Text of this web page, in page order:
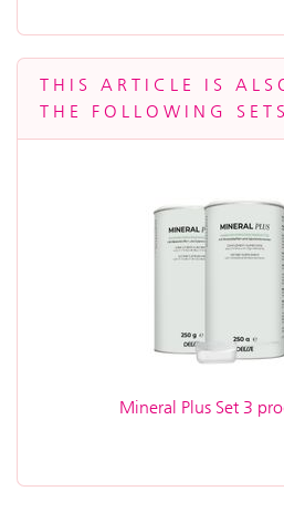
THIS ARTICLE IS
THE FOLLOWING
Mineral Plus Set 3